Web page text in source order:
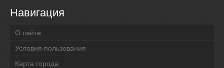
Навигация
О сайте
Условия пользования
Карта города